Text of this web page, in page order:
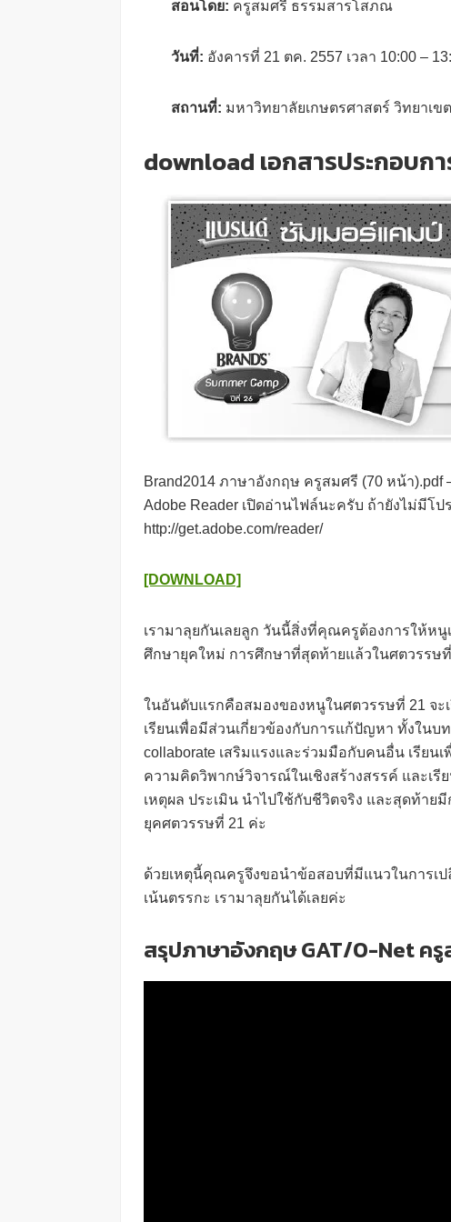
สอนโดย: ครูสมศรี ธรรมสารโสภณ
วันที่: อังคารที่ 21 ตค. 2557 เวลา 10:00 –
สถานที่: มหาวิทยาลัยเกษตรศาสตร์ วิทยาเข
download เอกสารประกอบกา
Brand2014 ภาษาอังกฤษ ครูสมศรี (70 หน้า).pdf
Adobe Reader เปิดอ่านไฟล์นะครับ ถ้ายังไม่มีโ
http://get.adobe.com/reader/
[DOWNLOAD]
เรามาลุยกันเลยลูก วันนี้สิ่งที่คุณครูต้องการให้ห
ศึกษายุคใหม่ การศึกษาที่สุดท้ายแล้วในศตวรรษที่
ในอันดับแรกคือสมองของหนูในศตวรรษที่ 21 จะ
เรียนเพื่อมีส่วนเกี่ยวข้องกับการแก้ปัญหา ทั้งในบ
collaborate เสริมแรงและร่วมมือกับคนอื่น เรียน
ความคิดวิพากษ์วิจารณ์ในเชิงสร้างสรรค์ และเรี
เหตุผล ประเมิน นำไปใช้กับชีวิตจริง และสุดท้า
ยุคศตวรรษที่ 21 ค่ะ
ด้วยเหตุนี้คุณครูจึงขอนำข้อสอบที่มีแนวในการเ
เน้นตรรกะ เรามาลุยกันได้เลยค่ะ
สรุปภาษาอังกฤษ GAT/O-Net ค